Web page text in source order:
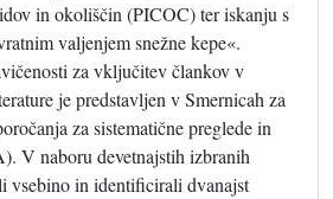
in okoliščin (PICOC) ter iskanju s
valjenjem snežne kepe«.
za vključitev člankov v
je predstavljen v Smernicah za
za sistematične preglede in
V naboru devetnajstih izbranih
vsebino in identificirali dvanajst